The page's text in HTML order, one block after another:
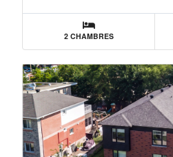
2 CHAMBRES